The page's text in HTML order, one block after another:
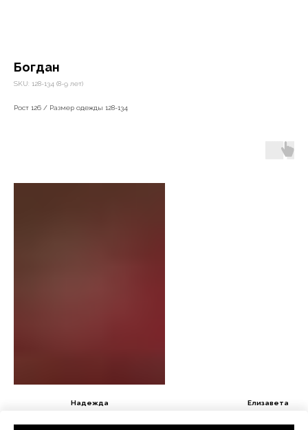
Богдан
SKU: 128-134 (8-9 лет)
Рост 126 / Размер одежды 128-134
Надежда
Елизавета